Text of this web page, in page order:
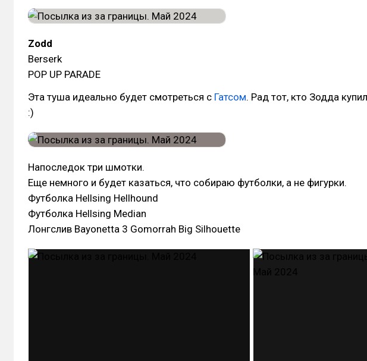
Zodd
Berserk
POP UP PARADE
Эта туша идеально будет смотреться с Гатсом. Рад тот, кто Зодда купил
:)
Напоследок три шмотки.
Еще немного и будет казаться, что собираю футболки, а не фигурки.
Футболка Hellsing Hellhound
Футболка Hellsing Median
Лонгслив Bayonetta 3 Gomorrah Big Silhouette